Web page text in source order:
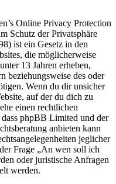
Online Privacy Protection
Schutz der Privatsphäre
ist ein Gesetz in den
die möglicherweise
13 Jahren erheben,
beziehungsweise des oder
Wenn du dir unsicher
auf der du dich zu
einen rechtlichen
phpBB Limited und der
anbieten kann
jeglicher
Frage „An wen soll ich
oder juristische Anfragen
werden.